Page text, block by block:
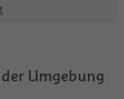
Umgebung